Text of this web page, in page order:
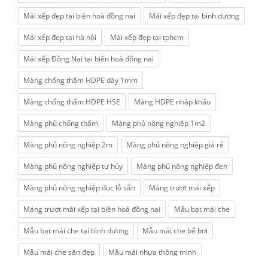
Mái xếp đẹp tại biên hoà đồng nai Mái xếp đẹp tại bình dương
Mái xếp đẹp tại hà nội Mái xếp đẹp tại tphcm
Mái xếp Đồng Nai tại biên hoà đồng nai
Màng chống thấm HDPE dày 1mm
Màng chống thấm HDPE HSE Màng HDPE nhập khẩu
Màng phủ chống thấm Màng phủ nông nghiệp 1m2
Màng phủ nông nghiệp 2m Màng phủ nông nghiệp giá rẻ
Màng phủ nông nghiệp tự hủy Màng phủ nông nghiệp đen
Màng phủ nông nghiệp đục lỗ sẵn Máng trượt mái xếp
Máng trượt mái xếp tại biên hoà đồng nai Mẫu bạt mái che
Mẫu bạt mái che tại bình dương Mẫu mái che bể bơi
Mẫu mái che sân đẹp Mẫu mái nhựa thông minh